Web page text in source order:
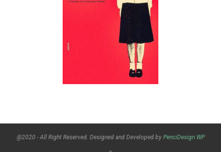
@2020 - All Right Reserved. Designed and Developed by PenciDesign WP